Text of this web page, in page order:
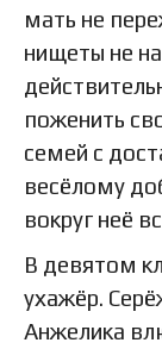
мать не
нищеты не
поженить
семей с
весёлому
вокруг неё
В девятом
ухажёр.
Анжелика